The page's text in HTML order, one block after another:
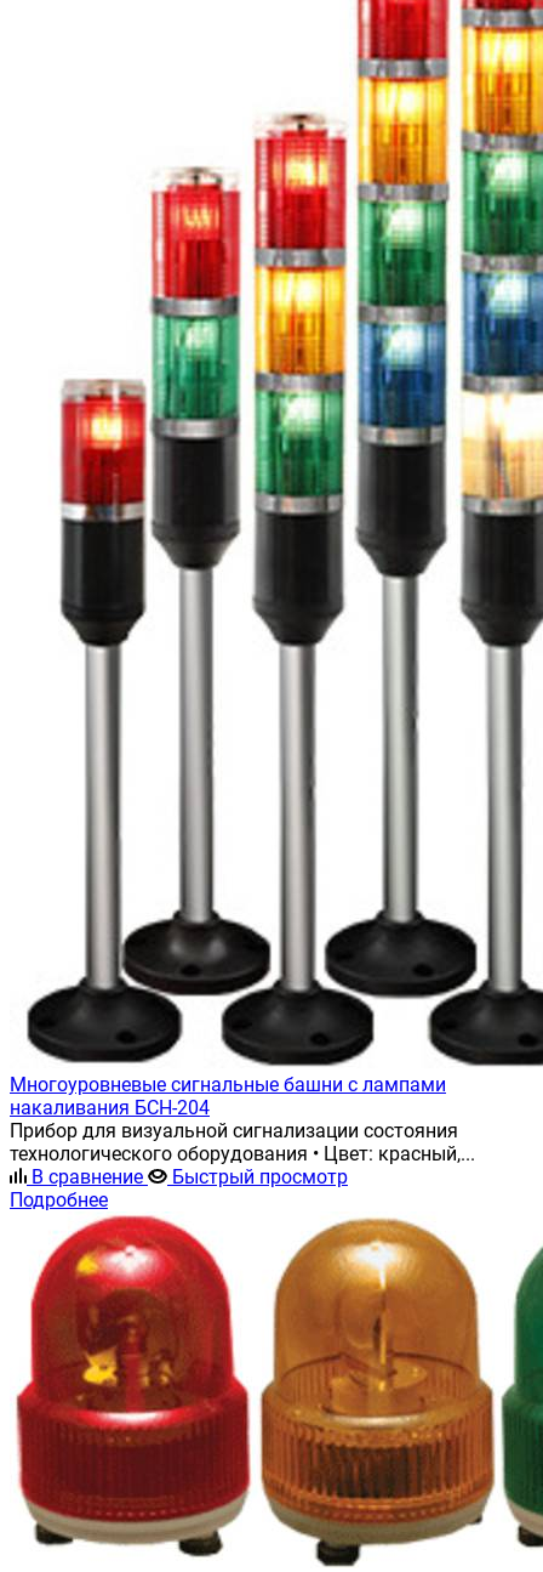
Многоуровневые сигнальные башни с лампами
накаливания БСН-204
Прибор для визуальной сигнализации состояния
технологического оборудования • Цвет: красный,...
В сравнение
Быстрый просмотр
Подробнее